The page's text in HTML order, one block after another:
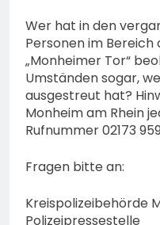
Wer hat in den
Personen im
„Monheimer Tor“
Umständen sogar,
ausgestreut hat?
Monheim am Rhein
Rufnummer 02173
Fragen bitte an:
Kreispolizeibehörde
Polizeipressestelle